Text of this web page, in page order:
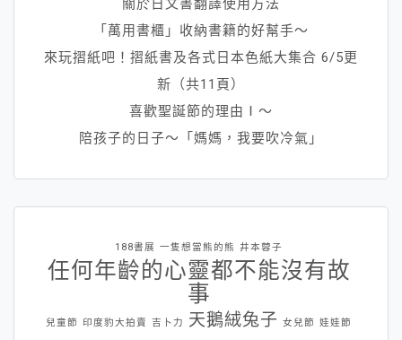
「萬用書櫃」收納書籍的好幫手～
來玩摺紙吧！摺紙書及各式日本色紙大集合 6/5更
新（共11頁）
喜歡聖誕節的理由Ⅰ～
陪孩子的日子～「媽媽，我要吹冷氣」
188書展 一隻想當熊的熊 井本蓉子
任何年齡的心靈都不能沒有故
事
兒童節 印度豹大拍賣 吉卜力 天鵝絨兔子 女兒節 娃娃節